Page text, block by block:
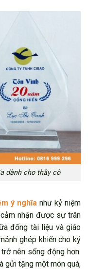
dành cho thầy cô
ý nghĩa như kỷ niệm
nhận được sự trân
đống tài liệu và giáo
ghép khiến cho kỷ
nên sống động hơn.
gửi tặng một món quà,